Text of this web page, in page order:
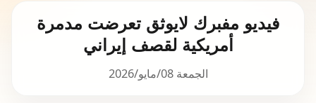
فيديو مفبرك لايوثق تعرضت مدمرة
أمريكية لقصف إيراني
الجمعة 08/مايو/2026